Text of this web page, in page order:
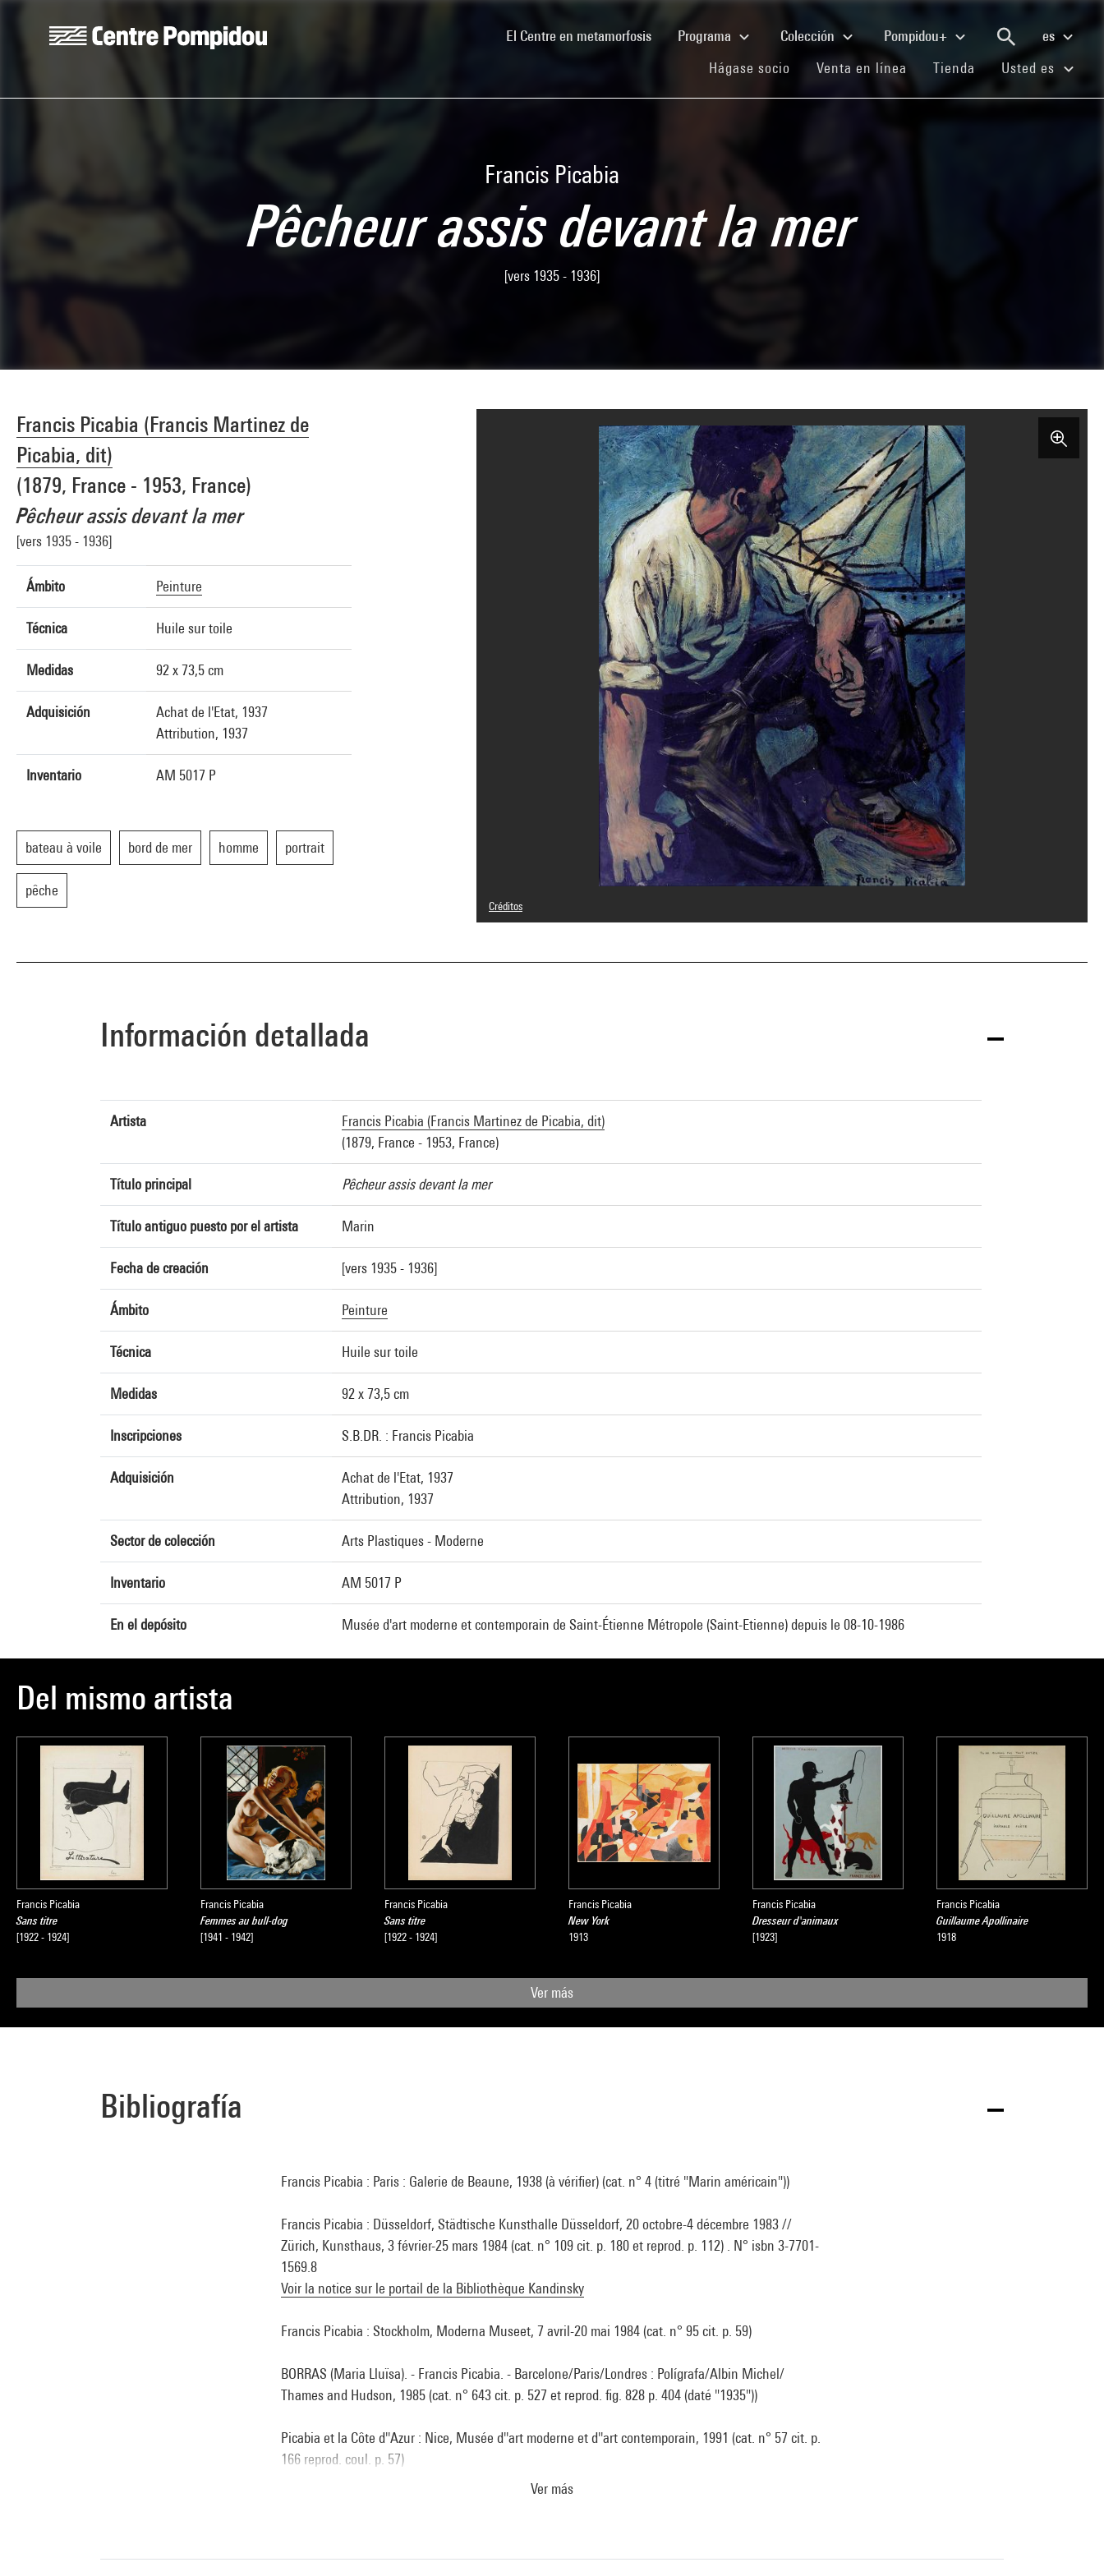
El Centre en metamorfosis(current)Programa Colección Pompidou+
es
Hágase socio (current)
Venta en línea (current)
Tienda(current)Usted es
Francis Picabia
Pêcheur assis devant la mer
[vers 1935 - 1936]
Francis Picabia (Francis Martinez de
Picabia, dit)
(1879, France - 1953, France)
Pêcheur assis devant la mer
[vers 1935 - 1936]
Ámbito Peinture
Técnica Huile sur toile
Medidas 92 x 73,5 cm
Adquisición
Achat de l'Etat, 1937
Attribution, 1937
Inventario AM 5017 P
bateau à voile bord de mer homme portrait
pêche
Créditos
© Adagp, Paris
Información detallada
Artista
Francis Picabia (Francis Martinez de Picabia, dit)
(1879, France - 1953, France)
Título principal Pêcheur assis devant la mer
Título antiguo puesto por el artista Marin
Fecha de creación [vers 1935 - 1936]
Ámbito Peinture
Técnica Huile sur toile
Medidas 92 x 73,5 cm
Inscripciones S.B.DR. : Francis Picabia
Adquisición
Achat de l'Etat, 1937
Attribution, 1937
Sector de colección Arts Plastiques - Moderne
Inventario AM 5017 P
En el depósito Musée d'art moderne et contemporain de Saint-Étienne Métropole (Saint-Etienne) depuis le 08-10-1986
Del mismo artista
Francis Picabia
Sans titre
[1922 - 1924]
Francis Picabia
Femmes au bull-dog
[1941 - 1942]
Francis Picabia
Sans titre
[1922 - 1924]
Francis Picabia
New York
1913
Francis Picabia
Dresseur d'animaux
[1923]
Francis Picabia
Guillaume Apollinaire
1918
Ver más
Bibliografía
Francis Picabia : Paris : Galerie de Beaune, 1938 (à vérifier) (cat. n° 4 (titré "Marin américain"))
Francis Picabia : Düsseldorf, Städtische Kunsthalle Düsseldorf, 20 octobre-4 décembre 1983 //
Zürich, Kunsthaus, 3 février-25 mars 1984 (cat. n° 109 cit. p. 180 et reprod. p. 112) . N° isbn 3-7701-
1569.8
Voir la notice sur le portail de la Bibliothèque Kandinsky
Francis Picabia : Stockholm, Moderna Museet, 7 avril-20 mai 1984 (cat. n° 95 cit. p. 59)
BORRAS (Maria Lluïsa). - Francis Picabia. - Barcelone/Paris/Londres : Polígrafa/Albin Michel/
Thames and Hudson, 1985 (cat. n° 643 cit. p. 527 et reprod. fig. 828 p. 404 (daté "1935"))
Picabia et la Côte d''Azur : Nice, Musée d''art moderne et d''art contemporain, 1991 (cat. n° 57 cit. p.
166 reprod. coul. p. 57)
Ver más